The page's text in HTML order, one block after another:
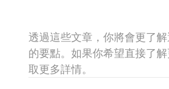
透過這些文章，你將會更了
的要點。如果你希望直接了
取更多詳情。